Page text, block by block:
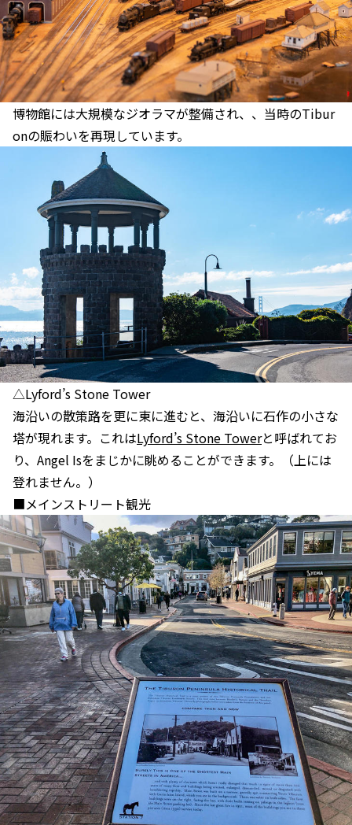
博物館には大規模なジオラマが整備され、、当時のTibur
onの賑わいを再現しています。
△Lyford’s Stone Tower
海沿いの散策路を更に東に進むと、海沿いに石作の小さな
塔が現れます。これはLyford’s Stone Towerと呼ばれてお
り、Angel Isをまじかに眺めることができます。（上には
登れません。）
■メインストリート観光